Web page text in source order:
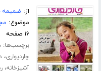
از: ضمیمه
موضوع:
۱۶ صفحه
برچسب‌ها:
چاردیواری،
آشپزخانه،